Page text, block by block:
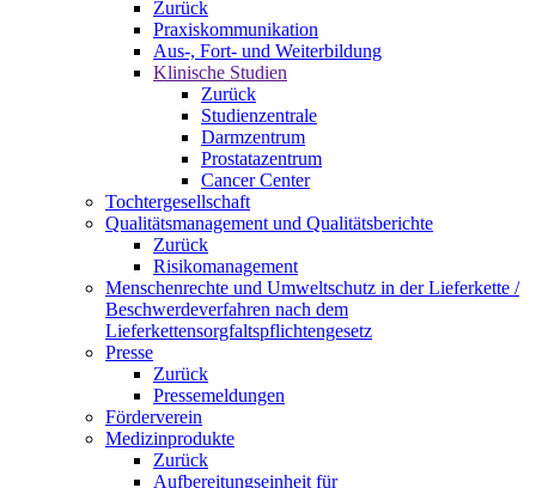
Zurück
Praxiskommunikation
Aus-, Fort- und Weiterbildung
Klinische Studien
Zurück
Studienzentrale
Darmzentrum
Prostatazentrum
Cancer Center
Tochtergesellschaft
Qualitätsmanagement und Qualitätsberichte
Zurück
Risikomanagement
Menschenrechte und Umweltschutz in der Lieferkette /
Beschwerdeverfahren nach dem
Lieferkettensorgfaltspflichtengesetz
Presse
Zurück
Pressemeldungen
Förderverein
Medizinprodukte
Zurück
Aufbereitungseinheit für